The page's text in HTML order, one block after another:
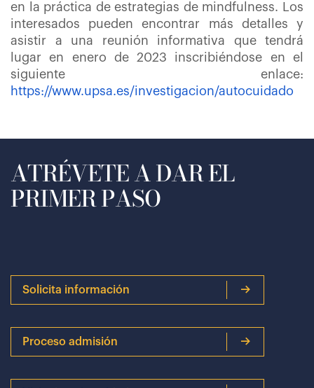
en la práctica de estrategias de mindfulness. Los
interesados pueden encontrar más detalles y
asistir a una reunión informativa que tendrá
lugar en enero de 2023 inscribiéndose en el
siguiente enlace:
https://www.upsa.es/investigacion/autocuidado
ATRÉVETE A DAR EL
PRIMER PASO
Solicita información
Proceso admisión